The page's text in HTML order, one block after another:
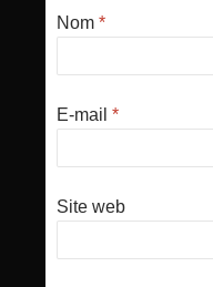
Nom *
E-mail *
Site web